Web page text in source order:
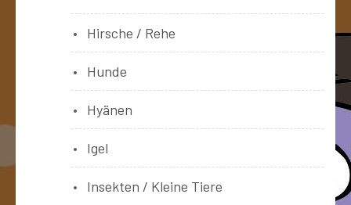
Hirsche / Rehe
Hunde
Hyänen
Igel
Insekten / Kleine Tiere